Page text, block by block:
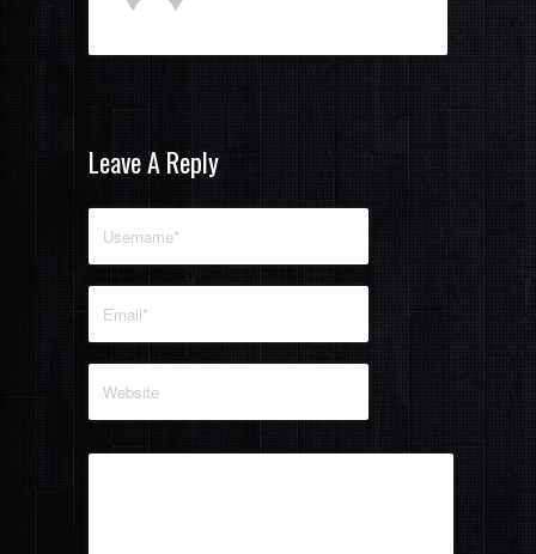
Leave A Reply